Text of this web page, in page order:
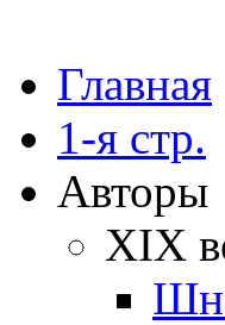
Главная
1-я стр.
Авторы
XIX